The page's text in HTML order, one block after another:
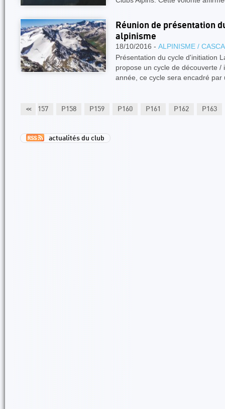
Réunion de présentation
alpinisme
18/10/2016 - ALPINISME /
Présentation du cycle d'initiation
propose un cycle de découverte /
année, ce cycle sera encadré
<< P157 P158 P159 P160 P161 P162 P163
actualités du club